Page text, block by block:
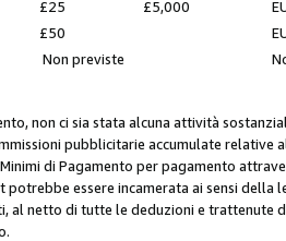
£25 £5,000
£50
Non previste
non ci sia stata alcuna attività
pubblicitarie accumulate
di Pagamento per pagamento
potrebbe essere incamerata ai sensi
al netto di tutte le deduzioni e trattenute